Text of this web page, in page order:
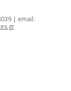
| email: